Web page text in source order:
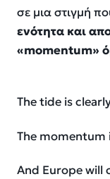
σε μια στιγμή
ενότητα και
«momentum»
The tide is
The momentum
And Europe will